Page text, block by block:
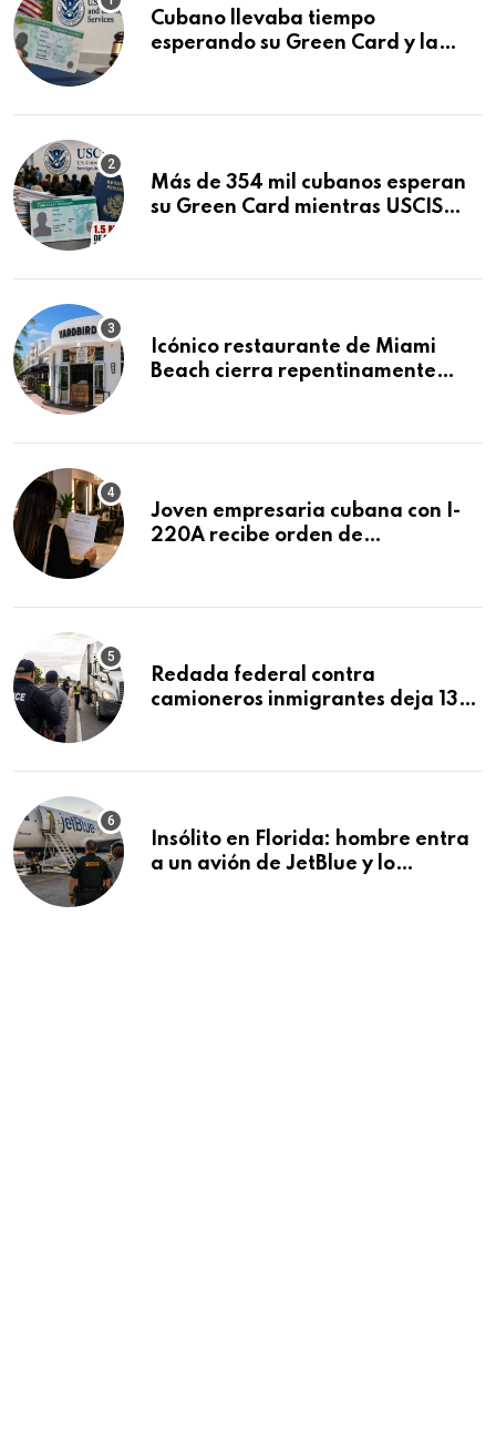
Cubano llevaba tiempo
esperando su Green Card y la
Más de 354 mil cubanos esperan
su Green Card mientras USCIS
Icónico restaurante de Miami
Beach cierra repentinamente
Joven empresaria cubana con I-
220A recibe orden de
Redada federal contra
camioneros inmigrantes deja 137
Insólito en Florida: hombre entra
a un avión de JetBlue y lo